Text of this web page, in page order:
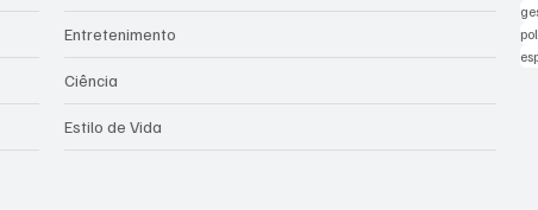
Entretenimento
Ciência
Estilo de Vida